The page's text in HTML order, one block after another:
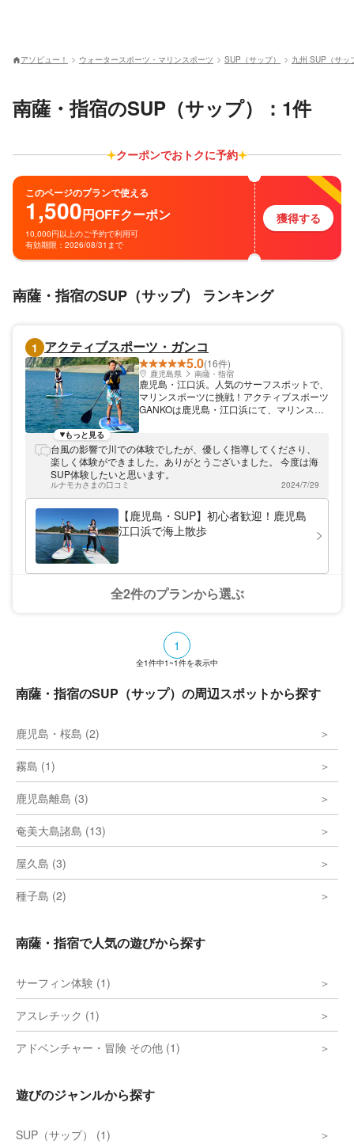
アソビュー！ ウォータースポーツ・マリンスポーツ SUP（サップ） 九州 SUP（サッ
南薩・指宿のSUP（サップ）：1件
クーポンでおトクに予約
このページのプランで使える
1,500円OFFクーポン
10,000円以上のご予約で利用可
有効期限：2026/08/31まで
獲得する
南薩・指宿のSUP（サップ） ランキング
1 アクティブスポーツ・ガンコ
5.0(16件)
鹿児島県 南薩・指宿
鹿児島・江口浜。人気のサーフスポットで、
マリンスポーツに挑戦！アクティブスポーツ
GANKOは鹿児島・江口浜にて、マリンスポ
25年以上。多くの方のマリンライフのお手
伝いができればと思い、さまざまな海のアク
ティビティを取り扱ってきました。
もっと見る
台風の影響で川での体験でしたが、優しく指導してくださり、
楽しく体験ができました。ありがとうございました。 今度は海
SUP体験したいと思います。
ルナモカさまの口コミ 2024/7/29
【鹿児島・SUP】初心者歓迎！鹿児島
江口浜で海上散歩
全2件のプランから選ぶ
1
全1件中1~1件を表示中
南薩・指宿のSUP（サップ）の周辺スポットから探す
鹿児島・桜島 (2)
霧島 (1)
鹿児島離島 (3)
奄美大島諸島 (13)
屋久島 (3)
種子島 (2)
南薩・指宿で人気の遊びから探す
サーフィン体験 (1)
アスレチック (1)
アドベンチャー・冒険 その他 (1)
遊びのジャンルから探す
SUP（サップ） (1)